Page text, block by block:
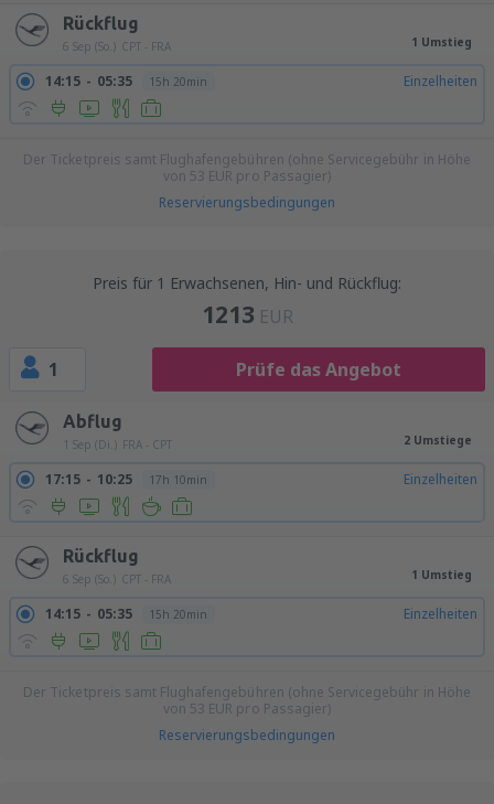
Rückflug
6 Sep (So.) CPT - FRA 1 Umstieg
14:15 05:35 15h 20min Einzelheiten
Der Ticketpreis samt Flughafengebühren (ohne Servicegebühr in Höhe
von 53 EUR pro Passagier)
Reservierungsbedingungen
Preis für 1 Erwachsenen, Hin- und Rückflug:
1213 EUR
1 Prüfe das Angebot
Abflug
1 Sep (Di.) FRA - CPT 2 Umstiege
17:15 10:25 17h 10min Einzelheiten
Rückflug
6 Sep (So.) CPT - FRA 1 Umstieg
14:15 05:35 15h 20min Einzelheiten
Der Ticketpreis samt Flughafengebühren (ohne Servicegebühr in Höhe
von 53 EUR pro Passagier)
Reservierungsbedingungen